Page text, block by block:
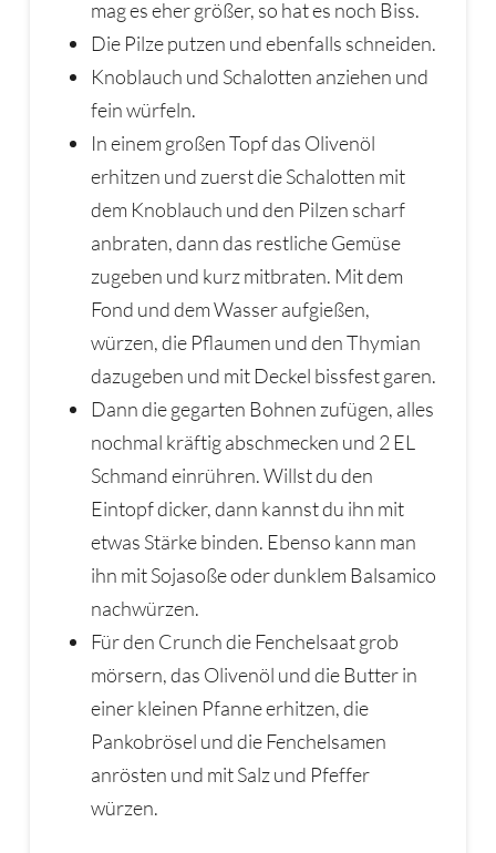
mag es eher größer, so hat es noch Biss.
Die Pilze putzen und ebenfalls schneiden.
Knoblauch und Schalotten anziehen und
fein würfeln.
In einem großen Topf das Olivenöl
erhitzen und zuerst die Schalotten mit
dem Knoblauch und den Pilzen scharf
anbraten, dann das restliche Gemüse
zugeben und kurz mitbraten. Mit dem
Fond und dem Wasser aufgießen,
würzen, die Pflaumen und den Thymian
dazugeben und mit Deckel bissfest garen.
Dann die gegarten Bohnen zufügen, alles
nochmal kräftig abschmecken und 2 EL
Schmand einrühren. Willst du den
Eintopf dicker, dann kannst du ihn mit
etwas Stärke binden. Ebenso kann man
ihn mit Sojasoße oder dunklem Balsamico
nachwürzen.
Für den Crunch die Fenchelsaat grob
mörsern, das Olivenöl und die Butter in
einer kleinen Pfanne erhitzen, die
Pankobrösel und die Fenchelsamen
anrösten und mit Salz und Pfeffer
würzen.